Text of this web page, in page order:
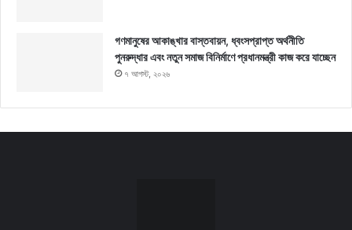
গণমানুষের আকাঙ্খার বাস্তবায়ন, ধ্বংসপ্রাপ্ত অর্থনীতি
পুনরুদ্ধার এবং নতুন সমাজ বিনির্মাণে প্রধানমন্ত্রী কাজ করে যাচ্ছেন
৭ আগস্ট, ২০২৬